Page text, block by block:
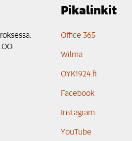
Pikalinkit
Office 365
Wilma
OYK1924.fi
Facebook
Instagram
YouTube